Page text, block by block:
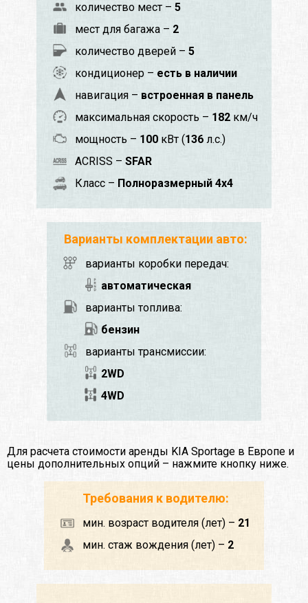
количество мест – 5
мест для багажа – 2
количество дверей – 5
кондиционер – есть в наличии
навигация – встроенная в панель
максимальная скорость – 182 км/ч
мощность – 100 кВт (136 л.с.)
ACRISS – SFAR
Класс – Полноразмерный 4x4
Варианты комплектации авто:
варианты коробки передач:
автоматическая
варианты топлива:
бензин
варианты трансмиссии:
2WD
4WD
Для расчета стоимости аренды KIA Sportage в Европе и
цены дополнительных опций – нажмите кнопку ниже.
Требования к водителю:
мин. возраст водителя (лет) – 21
мин. стаж вождения (лет) – 2